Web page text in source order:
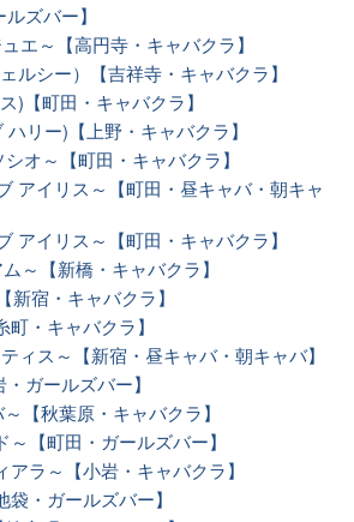
ズバー】
エ～【高円寺・キャバクラ】
ルシー）【吉祥寺・キャバクラ】
)【町田・キャバクラ】
リー)【上野・キャバクラ】
オ～【町田・キャバクラ】
アイリス～【町田・昼キャバ・朝キャ
アイリス～【町田・キャバクラ】
～【新橋・キャバクラ】
新宿・キャバクラ】
町・キャバクラ】
ィス～【新宿・昼キャバ・朝キャバ】
ガールズバー】
【秋葉原・キャバクラ】
～【町田・ガールズバー】
アラ～【小岩・キャバクラ】
袋・ガールズバー】